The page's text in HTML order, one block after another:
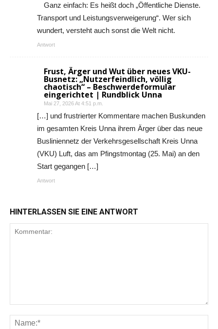
Ganz einfach: Es heißt doch „Öffentliche Dienste.
Transport und Leistungsverweigerung“. Wer sich
wundert, versteht auch sonst die Welt nicht.
Antwort
Frust, Ärger und Wut über neues VKU-
Busnetz: „Nutzerfeindlich, völlig
chaotisch“ – Beschwerdeformular
eingerichtet | Rundblick Unna
Mai 27, 2026 At 4:51 p.m.
[…] und frustrierter Kommentare machen Buskunden
im gesamten Kreis Unna ihrem Ärger über das neue
Busliniennetz der Verkehrsgesellschaft Kreis Unna
(VKU) Luft, das am Pfingstmontag (25. Mai) an den
Start gegangen […]
Antwort
HINTERLASSEN SIE EINE ANTWORT